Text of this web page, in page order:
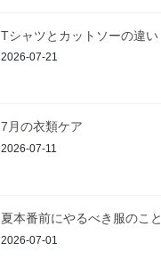
Tシャツとカットソーの違い
2026-07-21
7月の衣類ケア
2026-07-11
夏本番前にやるべき服のこと
2026-07-01